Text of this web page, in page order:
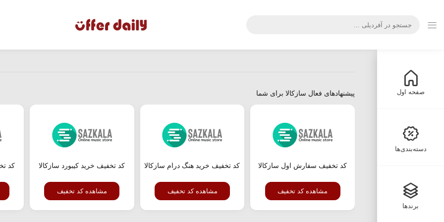
صفحه اول
دسته‌بندی‌ها
برندها
پیشنهادهای فعال سازکالا برای شما
کد تخفیف سفارش اول سازکالا
مشاهده کد تخفیف
کد تخفیف خرید هنگ درام سازکالا
مشاهده کد تخفیف
کد تخفیف خرید کیبورد سازکالا
مشاهده کد تخفیف
کد